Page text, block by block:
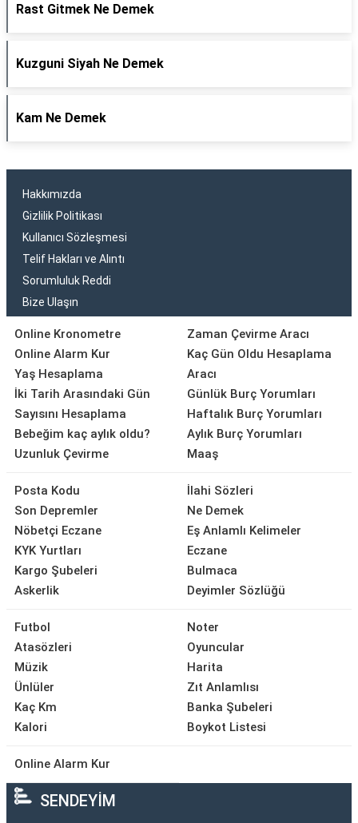
Rast Gitmek Ne Demek
Kuzguni Siyah Ne Demek
Kam Ne Demek
Hakkımızda
Gizlilik Politikası
Kullanıcı Sözleşmesi
Telif Hakları ve Alıntı
Sorumluluk Reddi
Bize Ulaşın
Online Kronometre
Online Alarm Kur
Yaş Hesaplama
İki Tarih Arasındaki Gün
Sayısını Hesaplama
Bebeğim kaç aylık oldu?
Uzunluk Çevirme
Zaman Çevirme Aracı
Kaç Gün Oldu Hesaplama
Aracı
Günlük Burç Yorumları
Haftalık Burç Yorumları
Aylık Burç Yorumları
Maaş
Posta Kodu
Son Depremler
Nöbetçi Eczane
KYK Yurtları
Kargo Şubeleri
Askerlik
İlahi Sözleri
Ne Demek
Eş Anlamlı Kelimeler
Eczane
Bulmaca
Deyimler Sözlüğü
Futbol
Atasözleri
Müzik
Ünlüler
Kaç Km
Kalori
Noter
Oyuncular
Harita
Zıt Anlamlısı
Banka Şubeleri
Boykot Listesi
Online Alarm Kur
SENDEYİM